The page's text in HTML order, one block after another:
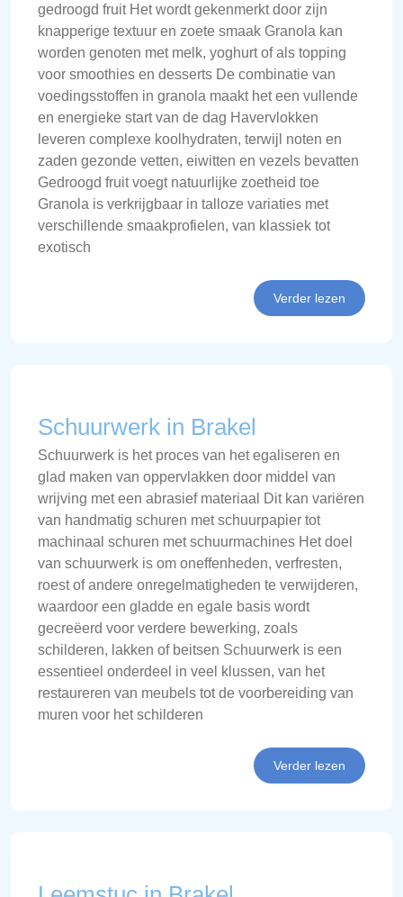
gedroogd fruit Het wordt gekenmerkt door zijn
knapperige textuur en zoete smaak Granola kan
worden genoten met melk, yoghurt of als topping
voor smoothies en desserts De combinatie van
voedingsstoffen in granola maakt het een vullende
en energieke start van de dag Havervlokken
leveren complexe koolhydraten, terwijl noten en
zaden gezonde vetten, eiwitten en vezels bevatten
Gedroogd fruit voegt natuurlijke zoetheid toe
Granola is verkrijgbaar in talloze variaties met
verschillende smaakprofielen, van klassiek tot
exotisch
Verder lezen
Schuurwerk in Brakel
Schuurwerk is het proces van het egaliseren en
glad maken van oppervlakken door middel van
wrijving met een abrasief materiaal Dit kan variëren
van handmatig schuren met schuurpapier tot
machinaal schuren met schuurmachines Het doel
van schuurwerk is om oneffenheden, verfresten,
roest of andere onregelmatigheden te verwijderen,
waardoor een gladde en egale basis wordt
gecreëerd voor verdere bewerking, zoals
schilderen, lakken of beitsen Schuurwerk is een
essentieel onderdeel in veel klussen, van het
restaureren van meubels tot de voorbereiding van
muren voor het schilderen
Verder lezen